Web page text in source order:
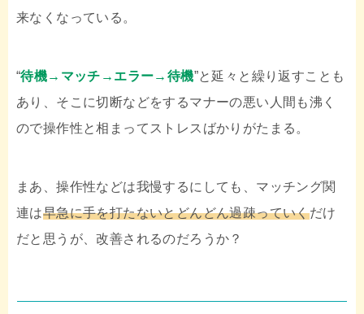
来なくなっている。
“待機→マッチ→エラー→待機”と延々と繰り返すことも
あり、そこに切断などをするマナーの悪い人間も沸く
ので操作性と相まってストレスばかりがたまる。
まあ、操作性などは我慢するにしても、マッチング関
連は早急に手を打たないとどんどん過疎っていくだけ
だと思うが、改善されるのだろうか？